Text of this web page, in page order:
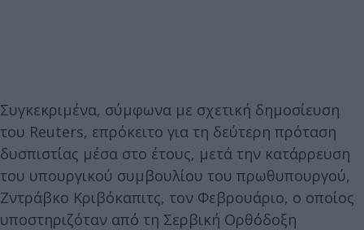
Συγκεκριμένα, σύμφωνα με σχετική δημοσίευση
του Reuters, επρόκειτο για τη δεύτερη πρόταση
δυσπιστίας μέσα στο έτους, μετά την κατάρρευση
του υπουργικού συμβουλίου του πρωθυπουργού,
Ζντράβκο Κριβόκαπιτς, τον Φεβρουάριο, ο οποίος
υποστηριζόταν από τη Σερβική Ορθόδοξη